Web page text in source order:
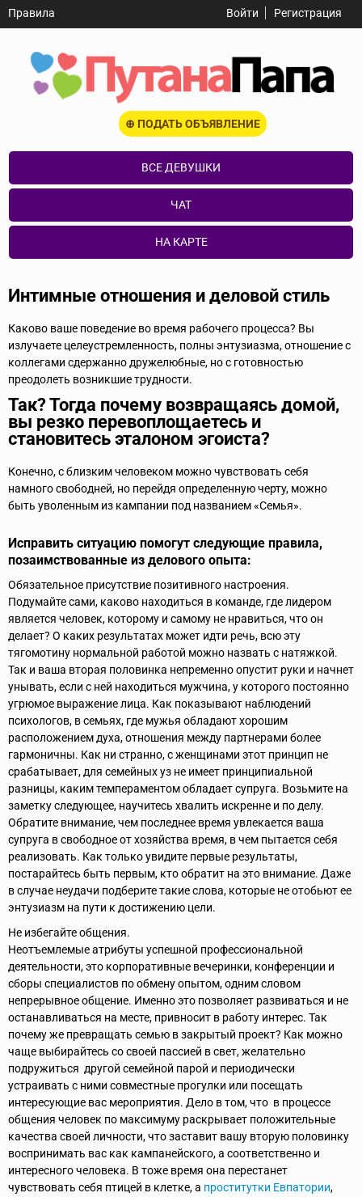
Правила Войти Регистрация
⊕ ПОДАТЬ ОБЪЯВЛЕНИЕ
ВСЕ ДЕВУШКИ
ЧАТ
НА КАРТЕ
Интимные отношения и деловой стиль
Каково ваше поведение во время рабочего процесса? Вы
излучаете целеустремленность, полны энтузиазма, отношение с
коллегами сдержанно дружелюбные, но с готовностью
преодолеть возникшие трудности.
Так? Тогда почему возвращаясь домой,
вы резко перевоплощаетесь и
становитесь эталоном эгоиста?
Конечно, с близким человеком можно чувствовать себя
намного свободней, но перейдя определенную черту, можно
быть уволенным из кампании под названием «Семья».
Исправить ситуацию помогут следующие правила,
позаимствованные из делового опыта:
Обязательное присутствие позитивного настроения.
Подумайте сами, каково находиться в команде, где лидером
является человек, которому и самому не нравиться, что он
делает? О каких результатах может идти речь, всю эту
тягомотину нормальной работой можно назвать с натяжкой.
Так и ваша вторая половинка непременно опустит руки и начнет
унывать, если с ней находиться мужчина, у которого постоянно
угрюмое выражение лица. Как показывают наблюдений
психологов, в семьях, где мужья обладают хорошим
расположением духа, отношения между партнерами более
гармоничны. Как ни странно, с женщинами этот принцип не
срабатывает, для семейных уз не имеет принципиальной
разницы, каким темпераментом обладает супруга. Возьмите на
заметку следующее, научитесь хвалить искренне и по делу.
Обратите внимание, чем последнее время увлекается ваша
супруга в свободное от хозяйства время, в чем пытается себя
реализовать. Как только увидите первые результаты,
постарайтесь быть первым, кто обратит на это внимание. Даже
в случае неудачи подберите такие слова, которые не отобьют ее
энтузиазм на пути к достижению цели.
Не избегайте общения.
Неотъемлемые атрибуты успешной профессиональной
деятельности, это корпоративные вечеринки, конференции и
сборы специалистов по обмену опытом, одним словом
непрерывное общение. Именно это позволяет развиваться и не
останавливаться на месте, привносит в работу интерес. Так
почему же превращать семью в закрытый проект? Как можно
чаще выбирайтесь со своей пассией в свет, желательно
подружиться другой семейной парой и периодически
устраивать с ними совместные прогулки или посещать
интересующие вас мероприятия. Дело в том, что в процессе
общения человек по максимуму раскрывает положительные
качества своей личности, что заставит вашу вторую половинку
воспринимать вас как кампанейского, а соответственно и
интересного человека. В тоже время она перестанет
чувствовать себя птицей в клетке, а проститутки Евпатории,